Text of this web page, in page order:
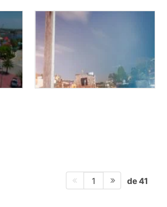
1 de 41